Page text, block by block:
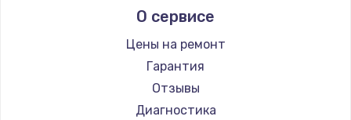
Barco
Xgimi
Canon
JVC
Casio
О сервисе
Цены на ремонт
Гарантия
Отзывы
Диагностика